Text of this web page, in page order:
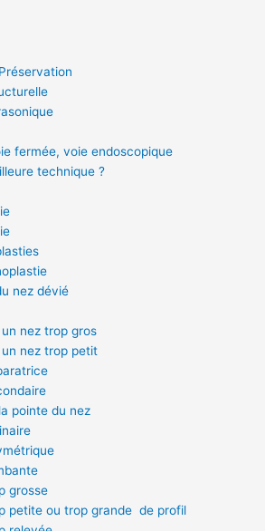
fermée, voie endoscopique
technique ?
nez dévié
nez trop gros
nez trop petit
pointe du nez
grosse
petite ou trop grande de profil